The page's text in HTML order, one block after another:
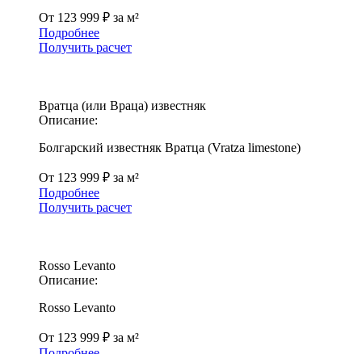
От 123 999 ₽ за м²
Подробнее
Получить расчет
Вратца (или Враца) известняк
Описание:
Болгарский известняк Вратца (Vratza limestone)
От 123 999 ₽ за м²
Подробнее
Получить расчет
Rosso Levanto
Описание:
Rosso Levanto
От 123 999 ₽ за м²